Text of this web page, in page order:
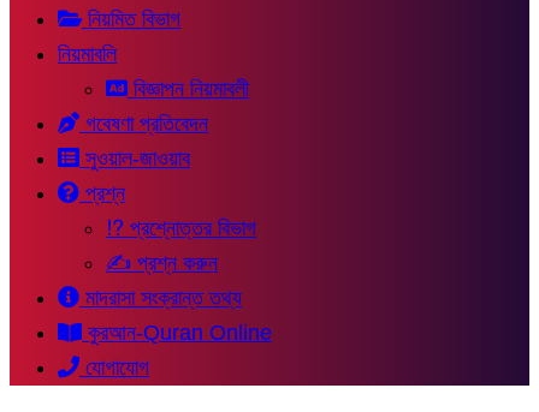
নিয়মিত বিভাগ
নিয়মাবলি
বিজ্ঞাপন নিয়মাবলী
গবেষণা প্রতিবেদন
সুওয়াল-জাওয়াব
প্রশ্ন
⁉ প্রশ্নোত্তর বিভাগ
✍ প্রশ্ন করুন
মাদরাসা সংক্রান্ত তথ্য
কুরআন-Quran Online
যোগাযোগ